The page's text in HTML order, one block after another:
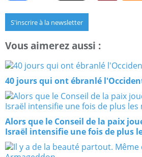
S'inscrire à la newsletter
Vous aimerez aussi :
40 jours qui ont ébranlé
Alors que le Conseil de la paix
Israël intensifie une fois de plus